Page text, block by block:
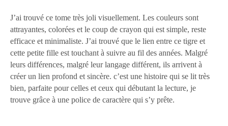
J’ai trouvé ce tome très joli visuellement. Les couleurs sont
attrayantes, colorées et le coup de crayon qui est simple, reste
efficace et minimaliste. J’ai trouvé que le lien entre ce tigre et
cette petite fille est touchant à suivre au fil des années. Malgré
leurs différences, malgré leur langage différent, ils arrivent à
créer un lien profond et sincère. c’est une histoire qui se lit très
bien, parfaite pour celles et ceux qui débutant la lecture, je
trouve grâce à une police de caractère qui s’y prête.